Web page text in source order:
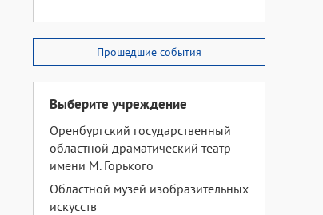
Прошедшие события
Выберите учреждение
Оренбургский государственный
областной драматический театр
имени М. Горького
Областной музей изобразительных
искусств